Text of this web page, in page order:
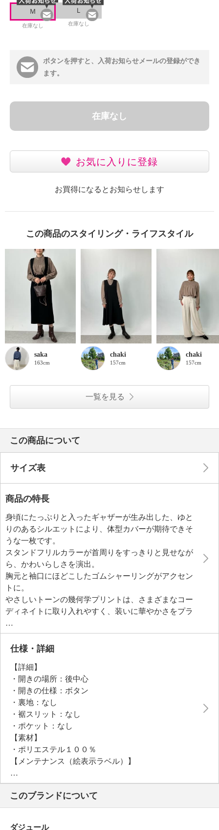
Ｍ
在庫なし
Ｌ
在庫なし
ボタンを押すと、入荷お知らせメールの登録ができ
ます。
在庫なし
お気に入りに登録
お買得になるとお知らせします
この商品のスタイリング・ライフスタイル
saka
163cm
chaki
157cm
chaki
157cm
一覧を見る
この商品について
サイズ表
商品の特長
身頃にたっぷりと入ったギャザーが生み出した、ゆと
りのあるシルエットにより、体型カバーが期待できそ
うな一枚です。
スタンドフリルカラーが首周りをすっきりと見せなが
ら、かわいらしさを演出。
胸元と袖口にほどこしたゴムシャーリングがアクセン
トに。
やさしいトーンの幾何学プリントは、さまざまなコー
ディネイトに取り入れやすく、装いに華やかさをプラ
スします。
仕様・詳細
【詳細】
・開きの場所：後中心
・開きの仕様：ボタン
・裏地：なし
・裾スリット：なし
・ポケット：なし
【素材】
・ポリエステル１００％
【メンテナンス（絵表示ラベル）】
・手洗い：可
・漂白処理：酸素系漂白可（塩素系漂白は不可）
・タンブル乾燥：不可
・自然乾燥：日陰の吊り干し
このブランドについて
ダジュール